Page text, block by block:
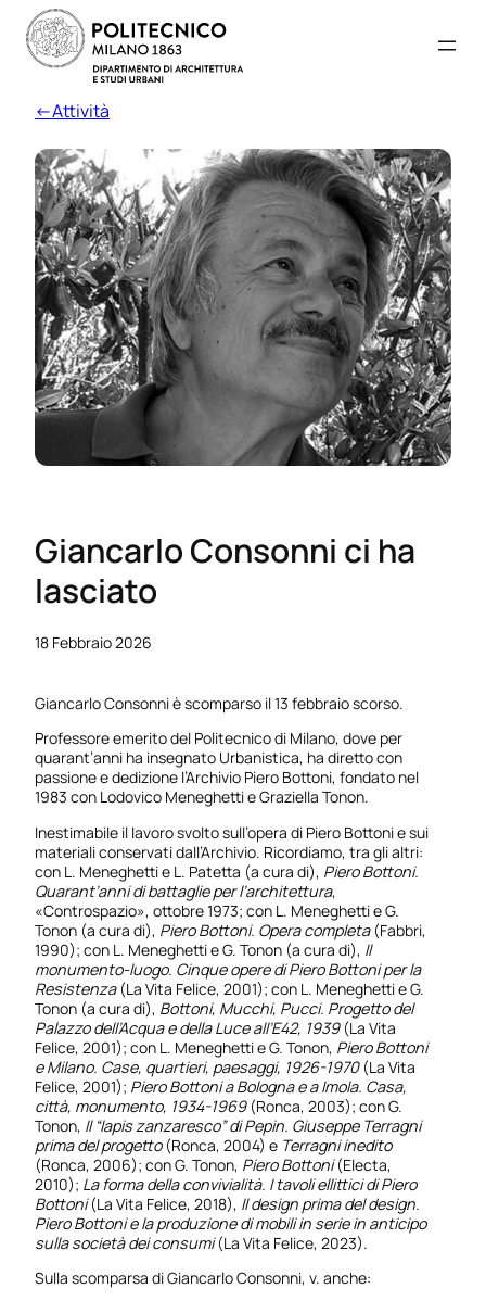
←Attività
Giancarlo Consonni ci ha
lasciato
18 Febbraio 2026
Giancarlo Consonni è scomparso il 13 febbraio scorso.
Professore emerito del Politecnico di Milano, dove per
quarant’anni ha insegnato Urbanistica, ha diretto con
passione e dedizione l’Archivio Piero Bottoni, fondato nel
1983 con Lodovico Meneghetti e Graziella Tonon.
Inestimabile il lavoro svolto sull’opera di Piero Bottoni e sui
materiali conservati dall’Archivio. Ricordiamo, tra gli altri:
con L. Meneghetti e L. Patetta (a cura di), Piero Bottoni.
Quarant’anni di battaglie per l’architettura,
«Controspazio», ottobre 1973; con L. Meneghetti e G.
Tonon (a cura di), Piero Bottoni. Opera completa(Fabbri,
1990); con L. Meneghetti e G. Tonon (a cura di), Il
monumento-luogo. Cinque opere di Piero Bottoni per la
Resistenza (La Vita Felice, 2001); con L. Meneghetti e G.
Tonon (a cura di), Bottoni, Mucchi, Pucci. Progetto del
Palazzo dell’Acqua e della Luce all’E42, 1939(La Vita
Felice, 2001); con L. Meneghetti e G. Tonon, Piero Bottoni
e Milano. Case, quartieri, paesaggi, 1926-1970(La Vita
Felice, 2001); Piero Bottoni a Bologna e a Imola. Casa,
città, monumento, 1934-1969(Ronca, 2003); con G.
Tonon, Il “lapis zanzaresco” di Pepin. Giuseppe Terragni
prima del progetto(Ronca, 2004) e Terragni inedito
(Ronca, 2006); con G. Tonon, Piero Bottoni(Electa,
2010); La forma della convivialità. I tavoli ellittici di Piero
Bottoni(La Vita Felice, 2018), Il design prima del design.
Piero Bottoni e la produzione di mobili in serie in anticipo
sulla società dei consumi(La Vita Felice, 2023).
Sulla scomparsa di Giancarlo Consonni, v. anche: